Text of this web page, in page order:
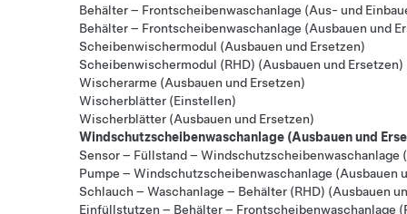
Behälter – Frontscheibenwaschanlage (Aus- und
Behälter – Frontscheibenwaschanlage (Ausbauen und
Scheibenwischermodul (Ausbauen und Ersetzen)
Scheibenwischermodul (RHD) (Ausbauen und Ersetzen)
Wischerarme (Ausbauen und Ersetzen)
Wischerblätter (Einstellen)
Wischerblätter (Ausbauen und Ersetzen)
Windschutzscheibenwaschanlage (Ausbauen und
Sensor – Füllstand – Windschutzscheibenwaschanlage
Pumpe – Windschutzscheibenwaschanlage (Ausbauen
Schlauch – Waschanlage – Behälter (RHD) (Ausbauen
Einfüllstutzen – Behälter – Frontscheibenwaschanlage